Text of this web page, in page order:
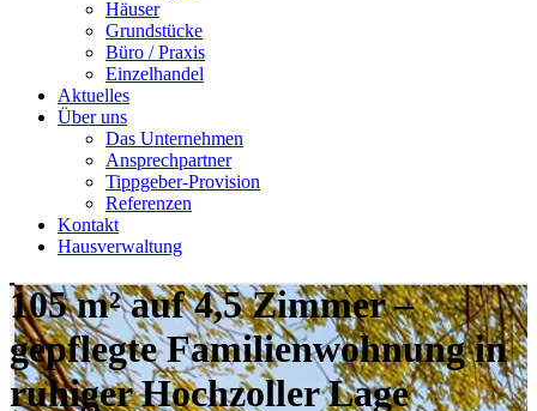
Häuser
Grundstücke
Büro / Praxis
Einzelhandel
Aktuelles
Über uns
Das Unternehmen
Ansprechpartner
Tippgeber-Provision
Referenzen
Kontakt
Hausverwaltung
105 m² auf 4,5 Zimmer –
gepflegte Familienwohnung in
ruhiger Hochzoller Lage